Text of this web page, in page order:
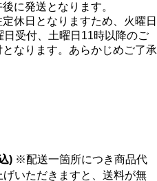
に発送となります。
休日となりますため、火曜日
受付、土曜日11時以降のご
なります。あらかじめご了承
) ※配送一箇所につき商品代
いただきますと、送料が無